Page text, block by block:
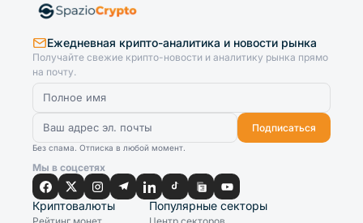
Ежедневная крипто-аналитика и новости рынка
Получайте свежие крипто-новости и аналитику рынка прямо
на почту.
Подписаться
Без спама. Отписка в любой момент.
Мы в соцсетях
Криптовалюты Популярные секторы